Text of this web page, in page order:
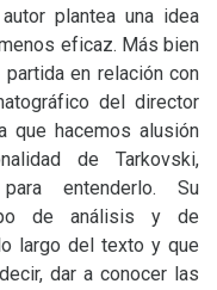
plantea una idea
eficaz. Más bien
en relación con
del director
que hacemos alusión
de Tarkovski,
entenderlo. Su
de análisis y de
largo del texto y que
dar a conocer las